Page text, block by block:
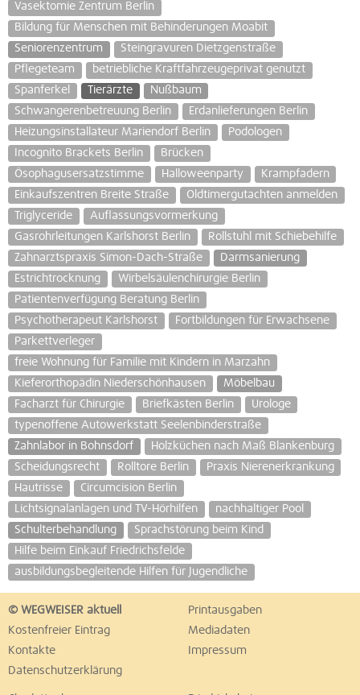
Vasektomie Zentrum Berlin
Bildung für Menschen mit Behinderungen Moabit
Seniorenzentrum
Steingravuren Dietzgenstraße
Pflegeteam
betriebliche Kraftfahrzeugeprivat genutzt
Spanferkel
Tierärzte
Nußbaum
Schwangerenbetreuung Berlin
Erdanlieferungen Berlin
Heizungsinstallateur Mariendorf Berlin
Podologen
Incognito Brackets Berlin
Brücken
Ösophagusersatzstimme
Halloweenparty
Krampfadern
Einkaufszentren Breite Straße
Oldtimergutachten anmelden
Triglyceride
Auflassungsvormerkung
Gasrohrleitungen Karlshorst Berlin
Rollstuhl mit Schiebehilfe
Zahnarztspraxis Simon-Dach-Straße
Darmsanierung
Estrichtrocknung
Wirbelsäulenchirurgie Berlin
Patientenverfügung Beratung Berlin
Psychotherapeut Karlshorst
Fortbildungen für Erwachsene
Parkettverleger
freie Wohnung für Familie mit Kindern in Marzahn
Kieferorthopädin Niederschönhausen
Möbelbau
Facharzt für Chirurgie
Briefkästen Berlin
Urologe
typenoffene Autowerkstatt Seelenbinderstraße
Zahnlabor in Bohnsdorf
Holzküchen nach Maß Blankenburg
Scheidungsrecht
Rolltore Berlin
Praxis Nierenerkrankung
Hautrisse
Circumcision Berlin
Lichtsignalanlagen und TV-Hörhilfen
nachhaltiger Pool
Schulterbehandlung
Sprachstörung beim Kind
Hilfe beim Einkauf Friedrichsfelde
ausbildungsbegleitende Hilfen für Jugendliche
© WEGWEISER aktuell
Printausgaben
Kostenfreier Eintrag
Mediadaten
Kontakte
Impressum
Datenschutzerklärung